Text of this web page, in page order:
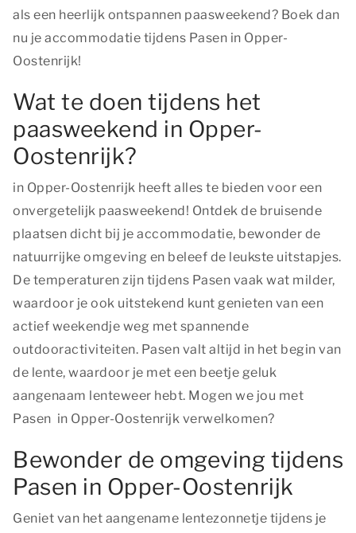
als een heerlijk ontspannen paasweekend? Boek dan
nu je accommodatie tijdens Pasen in Opper-
Oostenrijk!
Wat te doen tijdens het
paasweekend in Opper-
Oostenrijk?
in Opper-Oostenrijk heeft alles te bieden voor een
onvergetelijk paasweekend! Ontdek de bruisende
plaatsen dicht bij je accommodatie, bewonder de
natuurrijke omgeving en beleef de leukste uitstapjes.
De temperaturen zijn tijdens Pasen vaak wat milder,
waardoor je ook uitstekend kunt genieten van een
actief weekendje weg met spannende
outdooractiviteiten. Pasen valt altijd in het begin van
de lente, waardoor je met een beetje geluk
aangenaam lenteweer hebt. Mogen we jou met
Pasen in Opper-Oostenrijk verwelkomen?
Bewonder de omgeving tijdens
Pasen in Opper-Oostenrijk
Geniet van het aangename lentezonnetje tijdens je